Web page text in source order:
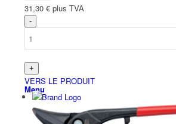
Menu
31,30 € plus TVA
VERS LE PRODUIT